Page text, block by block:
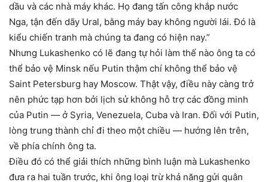
dầu và các nhà máy khác. Họ đang tấn công khắp nước
Nga, tận đến dãy Ural, bằng máy bay không người lái. Đó là
kiểu chiến tranh mà chúng ta đang có hiện nay.”
Nhưng Lukashenko có lẽ đang tự hỏi làm thế nào ông ta có
thể bảo vệ Minsk nếu Putin thậm chí không thể bảo vệ
Saint Petersburg hay Moscow. Thật vậy, điều này càng trở
nên phức tạp hơn bởi lịch sử không hỗ trợ các đồng minh
của Putin — ở Syria, Venezuela, Cuba và Iran. Đối với Putin,
lòng trung thành chỉ đi theo một chiều — hướng lên trên,
về phía chính ông ta.
Điều đó có thể giải thích những bình luận mà Lukashenko
đưa ra hai tuần trước, khi ông loại trừ khả năng gửi quân